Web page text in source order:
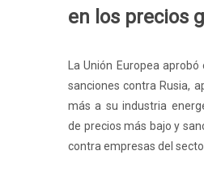
en los precios
La Unión Europea
sanciones contra Rusia,
más a su industria
de precios más bajo y
contra empresas del